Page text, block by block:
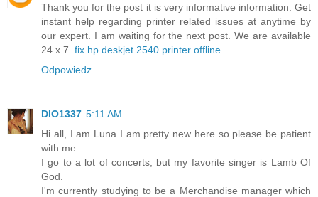
Thank you for the post it is very informative information. Get
instant help regarding printer related issues at anytime by
our expert. I am waiting for the next post. We are available
24 x 7. fix hp deskjet 2540 printer offline
Odpowiedz
DIO1337 5:11 AM
Hi all, I am Luna I am pretty new here so please be patient
with me.
I go to a lot of concerts, but my favorite singer is Lamb Of
God.
I'm currently studying to be a Merchandise manager which